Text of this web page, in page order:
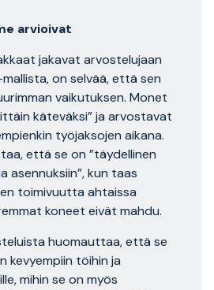
arvioivat
jakavat arvostelujaan
on selvää, että sen
vaikutuksen. Monet
käteväksi” ja arvostavat
työjaksojen aikana.
että se on ”täydellinen
asennuksiin”, kun taas
toimivuutta ahtaissa
koneet eivät mahdu.
huomauttaa, että se
kevyempiin töihin ja
mihin se on myös